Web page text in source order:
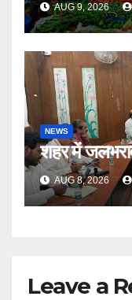
AUG 9, 2026
NEWS
शहर में
AUG 8, 2026
Leave a